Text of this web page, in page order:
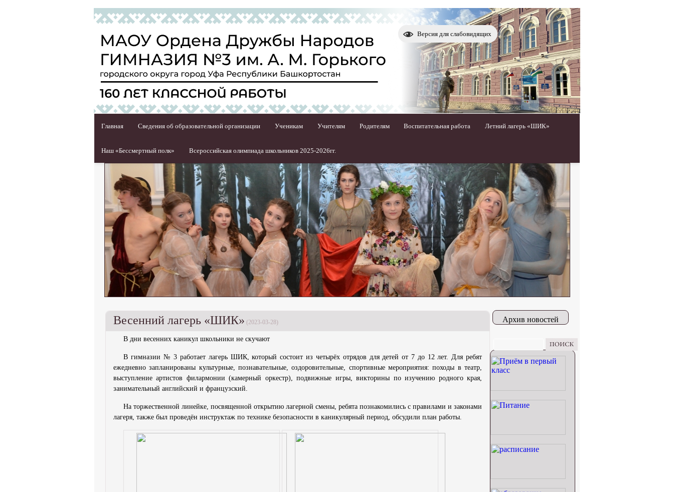
Версия для слабовидящих
Главная Сведения об образовательной организации Ученикам Учителям Родителям Воспитательная работа Летний лагерь «ШИК»
Наш «Бессмертный полк» Всероссийская олимпиада школьников 2025-2026гг.
Весенний лагерь «ШИК» (2023-03-28)
В дни весенних каникул школьники не скучают
В гимназии № 3 работает лагерь ШИК, который состоит из четырёх отрядов для детей от 7 до 12 лет. Для ребят
ежедневно запланированы культурные, познавательные, оздоровительные, спортивные мероприятия: походы в театр,
выступление артистов филармонии (камерный оркестр), подвижные игры, викторины по изучению родного края,
занимательный английский и французский.
На торжественной линейке, посвященной открытию лагерной смены, ребята познакомились с правилами и законами
лагеря, также был проведён инструктаж по технике безопасности в каникулярный период, обсудили план работы.
Архив новостей